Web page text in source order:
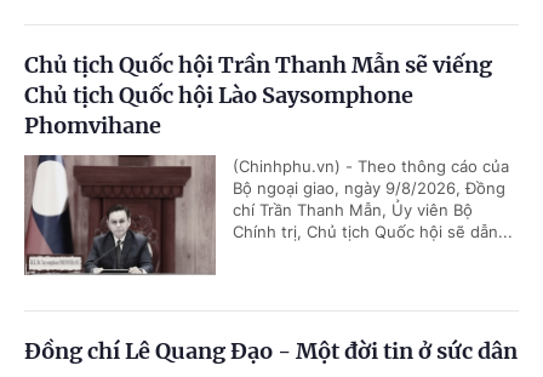
Chủ tịch Quốc hội Trần Thanh Mẫn sẽ viếng
Chủ tịch Quốc hội Lào Saysomphone
Phomvihane
(Chinhphu.vn) - Theo thông cáo của
Bộ ngoại giao, ngày 9/8/2026, Đồng
chí Trần Thanh Mẫn, Ủy viên Bộ
Chính trị, Chủ tịch Quốc hội sẽ dẫn...
Đồng chí Lê Quang Đạo - Một đời tin ở sức dân